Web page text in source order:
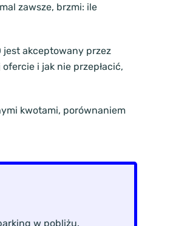
zawsze, brzmi: ile
jest akceptowany przez
i jak nie przepłacić,
kwotami, porównaniem
w pobliżu.